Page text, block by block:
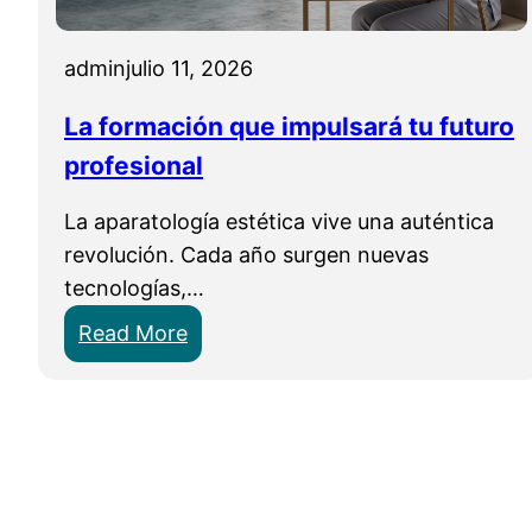
D
a
g
n
ó
s
t
c
o
i
s
e
m
s
d
e
f
o
adminjulio 11, 2026
La formación que impulsará tu futuro
profesional
La aparatología estética vive una auténtica
revolución. Cada año surgen nuevas
tecnologías,…
Read More:
L